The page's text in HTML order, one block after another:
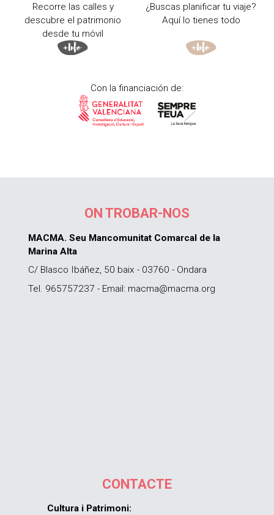
Recorre las calles y
descubre el patrimonio
desde tu móvil
¿Buscas planificar tu viaje?
Aquí lo tienes todo
Con la financiación de:
ON TROBAR-NOS
MACMA. Seu Mancomunitat Comarcal de la
Marina Alta
C/ Blasco Ibáñez, 50 baix - 03760 - Ondara
Tel. 965757237 - Email: macma@macma.org
CONTACTE
Cultura i Patrimoni: